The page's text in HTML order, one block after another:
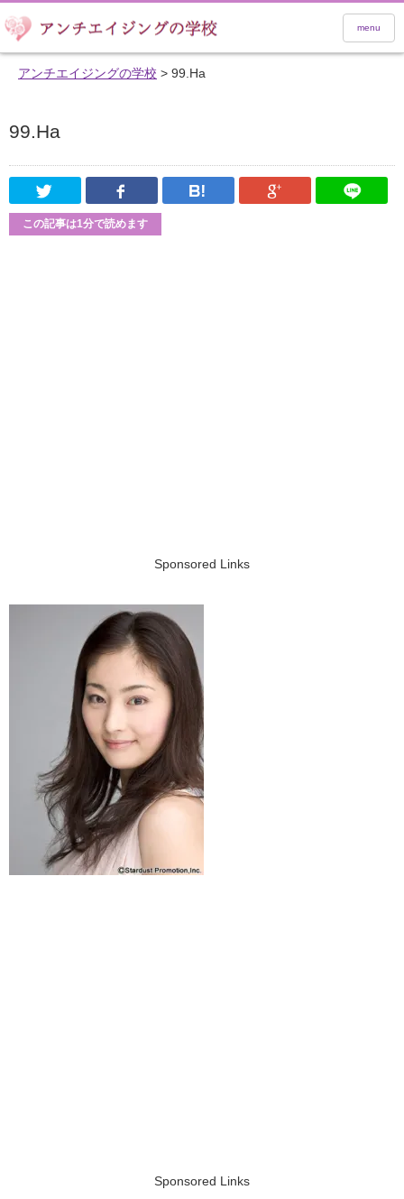
menu
アンチエイジングの学校 > 99.Ha
99.Ha
Twitter Facebook はてなブックマーク
Google
この記事は1分で読めます
Sponsored Links
Sponsored Links